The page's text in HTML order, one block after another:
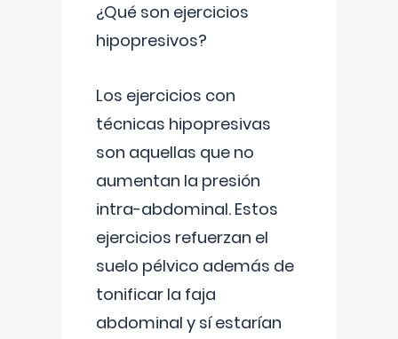
¿Qué son ejercicios
hipopresivos?
Los ejercicios con
técnicas hipopresivas
son aquellas que no
aumentan la presión
intra-abdominal. Estos
ejercicios refuerzan el
suelo pélvico además de
tonificar la faja
abdominal y sí estarían